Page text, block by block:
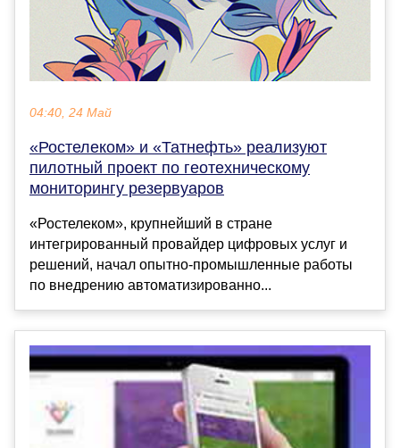
04:40, 24 Май
«Ростелеком» и «Татнефть» реализуют
пилотный проект по геотехническому
мониторингу резервуаров
«Ростелеком», крупнейший в стране
интегрированный провайдер цифровых услуг и
решений, начал опытно-промышленные работы
по внедрению автоматизированно...